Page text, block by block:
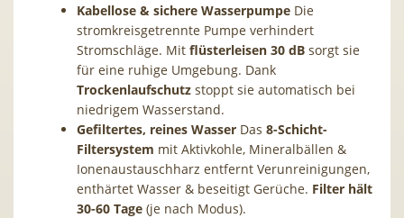
Kabellose & sichere Wasserpumpe Die
stromkreisgetrennte Pumpe verhindert
Stromschläge. Mit flüsterleisen 30 dB sorgt sie
für eine ruhige Umgebung. Dank
Trockenlaufschutz stoppt sie automatisch bei
niedrigem Wasserstand.
Gefiltertes, reines Wasser Das 8-Schicht-
Filtersystem mit Aktivkohle, Mineralbällen &
Ionenaustauschharz entfernt Verunreinigungen,
enthärtet Wasser & beseitigt Gerüche. Filter hält
30-60 Tage (je nach Modus).